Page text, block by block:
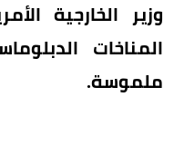
وزير الخارجية
المناخات
ملموسة.